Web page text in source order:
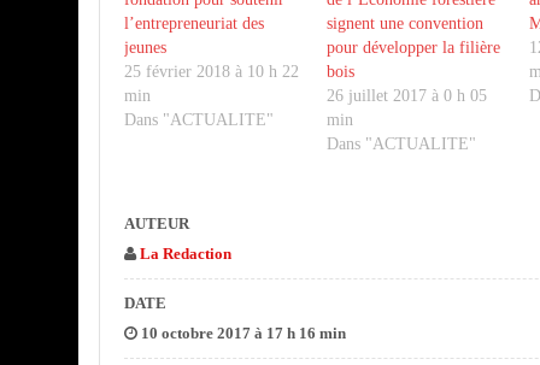
l’entrepreneuriat des
jeunes
25 février 2018 à 10 h 22
min
Dans "ACTUALITE"
signent une convention
pour développer la filière
bois
26 juillet 2017 à 0 h 05
min
Dans "ACTUALITE"
AUTEUR
La Redaction
DATE
10 octobre 2017 à 17 h 16 min